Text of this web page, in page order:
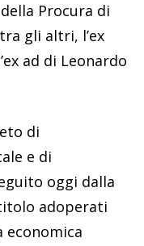
Procura di
gli altri, l’ex
ad di Leonardo
di
e di
oggi dalla
adoperati
economica